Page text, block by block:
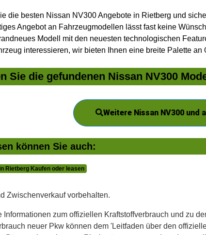
die besten Nissan NV300 Angebote in Rietberg und
Angebot an Fahrzeugmodellen lässt fast keine
Modell mit den neuesten technologischen
interessieren, wir bieten Ihnen eine breite Palette an
Sie die gefundenen Nissan NV300
Weitere Nissan NV300 und
können Sie auch:
Rietberg Kaufen oder leasen
Zwischenverkauf vorbehalten.
Informationen zum offiziellen Kraftstoffverbrauch und zu
neuer Pkw können dem 'Leitfaden über den